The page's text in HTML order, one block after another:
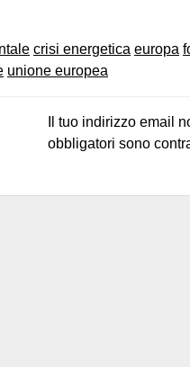
crisi energetica europa
unione europea
Il tuo indirizzo email
obbligatori sono